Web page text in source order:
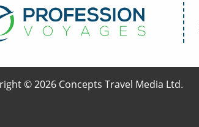
© 2026 Concepts Travel Media Ltd.